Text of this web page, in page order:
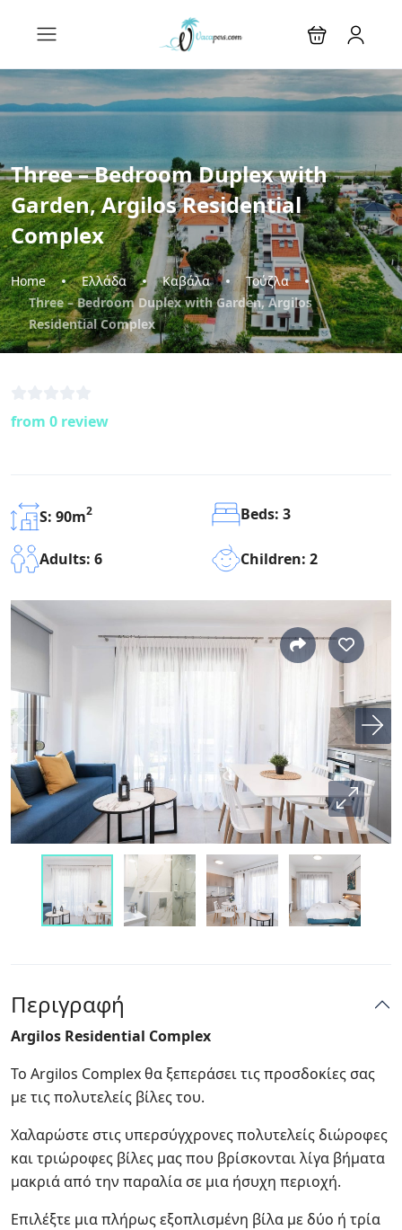
Three – Bedroom Duplex with
Garden, Argilos Residential
Complex
Home Ελλάδα Καβάλα
Τούζλα
Three – Bedroom Duplex with Garden, Argilos
Residential Complex
from 0 review
S: 90m2 Beds: 3
Adults: 6 Children: 2
Περιγραφή
Argilos Residential Complex
Το Argilos Complex θα ξεπεράσει τις προσδοκίες σας
με τις πολυτελείς βίλες του.
Χαλαρώστε στις υπερσύγχρονες πολυτελείς διώροφες
και τριώροφες βίλες μας που βρίσκονται λίγα βήματα
μακριά από την παραλία σε μια ήσυχη περιοχή.
Επιλέξτε μια πλήρως εξοπλισμένη βίλα με δύο ή τρία